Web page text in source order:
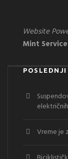
Website
Mint
Vreme je